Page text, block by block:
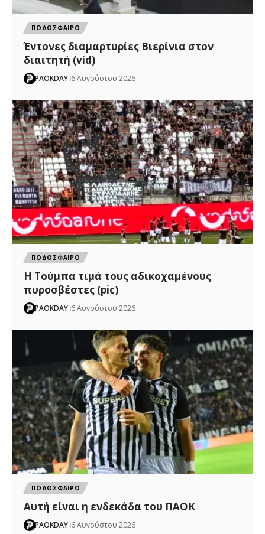
ΠΟΔΟΣΦΑΙΡΟ
Έντονες διαμαρτυρίες Βιερίνια στον
διαιτητή (vid)
PAOKDAY 6 Αυγούστου 2026
ΠΟΔΟΣΦΑΙΡΟ
H Tούμπα τιμά τους αδικοχαμένους
πυροσβέστες (pic)
PAOKDAY 6 Αυγούστου 2026
ΠΟΔΟΣΦΑΙΡΟ
Αυτή είναι η ενδεκάδα του ΠΑΟΚ
PAOKDAY 6 Αυγούστου 2026